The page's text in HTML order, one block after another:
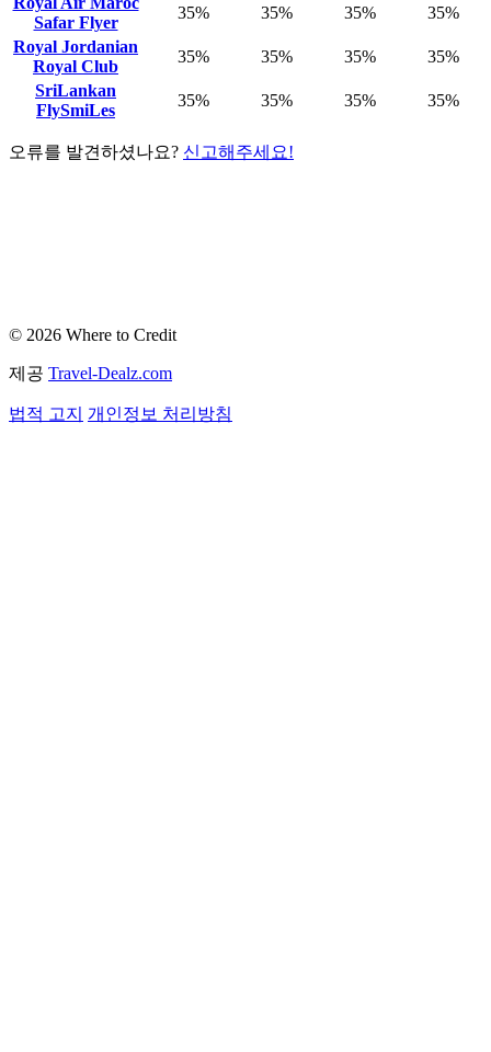
Safar Flyer
35% 35% 35%
35%
Royal Jordanian
Royal Club
35% 35% 35%
35%
SriLankan
FlySmiLes
35% 35% 35% 35%
오류를 발견하셨나요? 신고해주세요!
© 2026 Where to Credit
제공 Travel-Dealz.com
법적 고지 개인정보 처리방침